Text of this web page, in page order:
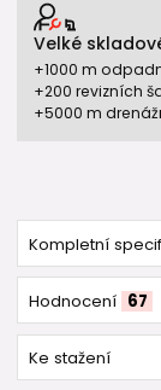
Velké
+1000 m
+200 revizních
+5000 m
Kompletní
Hodnocení 67
Ke stažení